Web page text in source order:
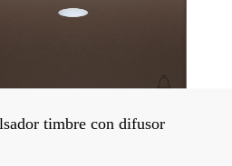
timbre con difusor